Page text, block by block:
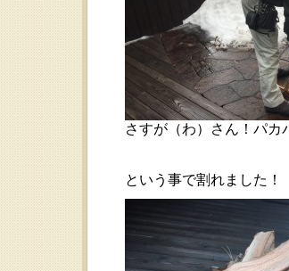
さすが（わ）さん！パカ
という事で割れました！